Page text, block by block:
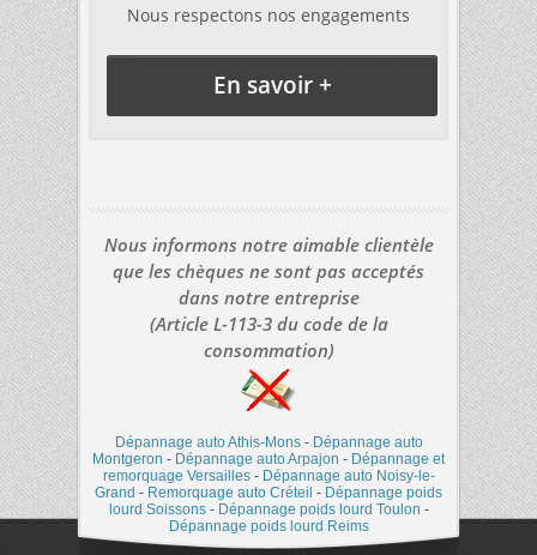
Nous respectons nos engagements
En savoir +
Nous informons notre aimable clientèle
que les chèques ne sont pas acceptés
dans notre entreprise
(Article L-113-3 du code de la
consommation)
Dépannage auto Athis-Mons- Dépannage auto
Montgeron - Dépannage auto Arpajon - Dépannage et
remorquage Versailles- Dépannage auto Noisy-le-
Grand - Remorquage auto Créteil - Dépannage poids
lourd Soissons- Dépannage poids lourd Toulon -
Dépannage poids lourd Reims